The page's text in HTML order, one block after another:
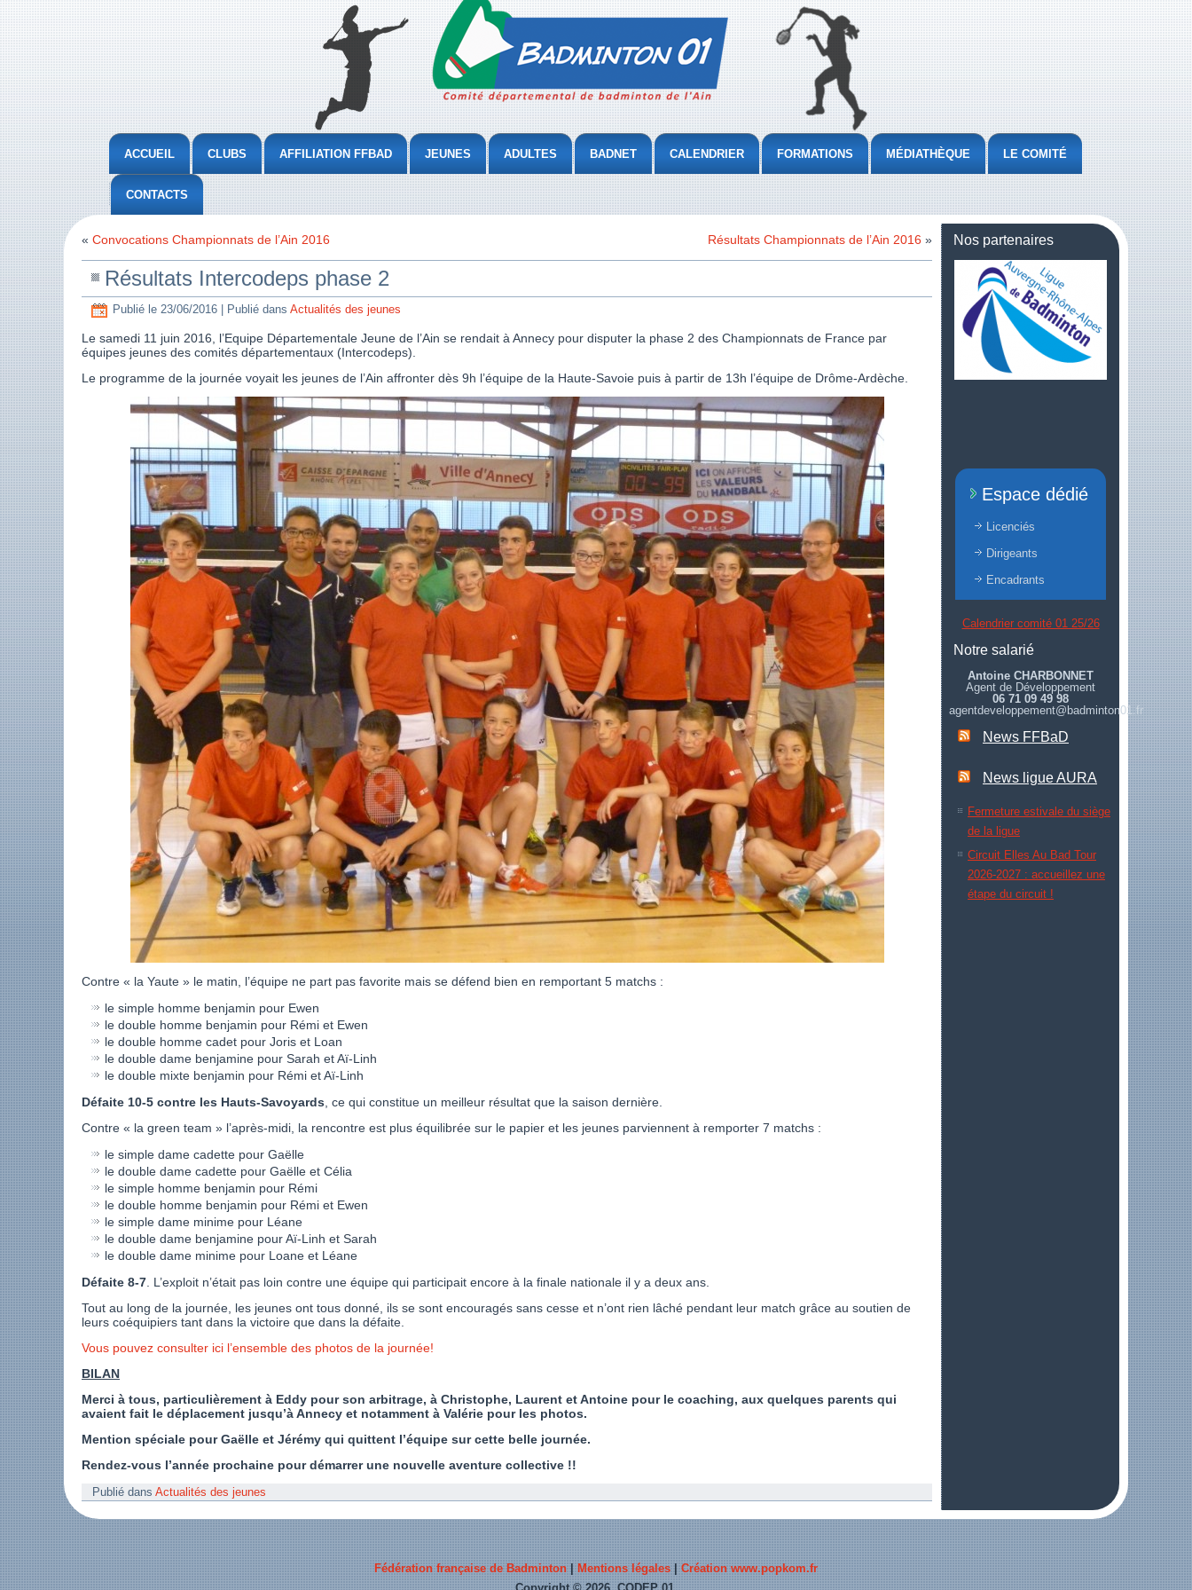
ACCUEIL CLUBS AFFILIATION FFBAD JEUNES ADULTES BADNET CALENDRIER FORMATIONS MÉDIATHÈQUE LE COMITÉ
CONTACTS
« Convocations Championnats de l’Ain 2016 Résultats Championnats de l’Ain 2016 »
Résultats Intercodeps phase 2
Publié le 23/06/2016 Publié dans Actualités des jeunes
Le samedi 11 juin 2016, l’Equipe Départementale Jeune de l’Ain se rendait à Annecy pour disputer la phase 2 des Championnats de France par
équipes jeunes des comités départementaux (Intercodeps).
Le programme de la journée voyait les jeunes de l’Ain affronter dès 9h l’équipe de la Haute-Savoie puis à partir de 13h l’équipe de Drôme-Ardèche.
Contre « la Yaute » le matin, l’équipe ne part pas favorite mais se défend bien en remportant 5 matchs :
le simple homme benjamin pour Ewen
le double homme benjamin pour Rémi et Ewen
le double homme cadet pour Joris et Loan
le double dame benjamine pour Sarah et Aï-Linh
le double mixte benjamin pour Rémi et Aï-Linh
Défaite 10-5 contre les Hauts-Savoyards , ce qui constitue un meilleur résultat que la saison dernière.
Contre « la green team » l’après-midi, la rencontre est plus équilibrée sur le papier et les jeunes parviennent à remporter 7 matchs :
le simple dame cadette pour Gaëlle
le double dame cadette pour Gaëlle et Célia
le simple homme benjamin pour Rémi
le double homme benjamin pour Rémi et Ewen
le simple dame minime pour Léane
le double dame benjamine pour Aï-Linh et Sarah
le double dame minime pour Loane et Léane
Défaite 8-7 . L’exploit n’était pas loin contre une équipe qui participait encore à la finale nationale il y a deux ans.
Tout au long de la journée, les jeunes ont tous donné, ils se sont encouragés sans cesse et n’ont rien lâché pendant leur match grâce au soutien de
leurs coéquipiers tant dans la victoire que dans la défaite.
Vous pouvez consulter ici l’ensemble des photos de la journée!
BILAN
Merci à tous, particulièrement à Eddy pour son arbitrage, à Christophe, Laurent et Antoine pour le coaching, aux quelques parents qui
avaient fait le déplacement jusqu’à Annecy et notamment à Valérie pour les photos.
Mention spéciale pour Gaëlle et Jérémy qui quittent l’équipe sur cette belle journée.
Rendez-vous l’année prochaine pour démarrer une nouvelle aventure collective !!
Publié dans Actualités des jeunes
Nos partenaires
Espace dédié
Licenciés
Dirigeants
Encadrants
Calendrier comité 01 25/26
Notre salarié
Antoine CHARBONNET
Agent de Développement
06 71 09 49 98
agentdeveloppement@badminton01.fr
News FFBaD
News ligue AURA
Fermeture estivale du siège
de la ligue
Circuit Elles Au Bad Tour
2026-2027 : accueillez une
étape du circuit !
Fédération française de Badminton Mentions légales
Création www.popkom.fr